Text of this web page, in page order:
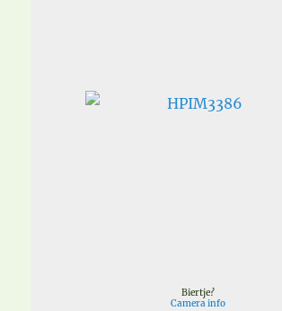
Biertje?
Camera info